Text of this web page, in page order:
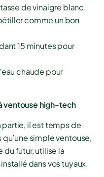
de vinaigre blanc
comme un bon
15 minutes pour
chaude pour
ventouse high-tech
partie, il est temps de
simple ventouse,
du futur, utilise la
dans vos tuyaux.